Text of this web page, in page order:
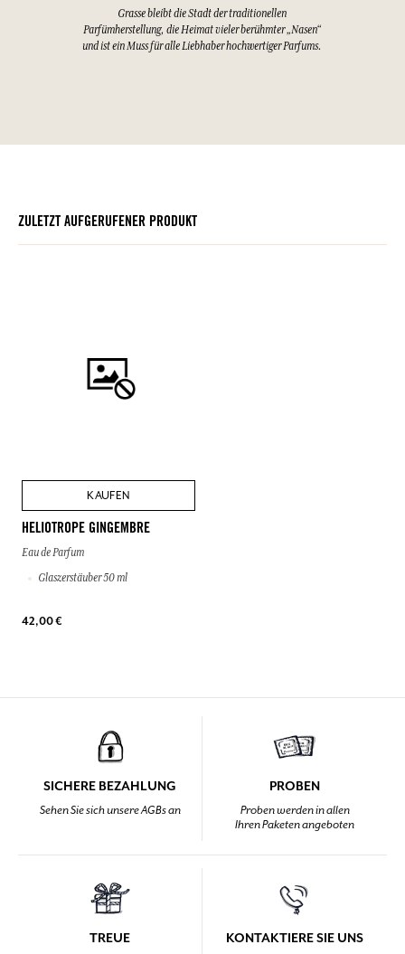
Grasse bleibt die Stadt der traditionellen
Parfümherstellung, die Heimat vieler berühmter „Nasen“
und ist ein Muss für alle Liebhaber hochwertiger Parfums.
ZULETZT AUFGERUFENER PRODUKT
KAUFEN
HELIOTROPE GINGEMBRE
Eau de Parfum
Glaszerstäuber 50 ml
42,00 €
SICHERE BEZAHLUNG
Sehen Sie sich unsere AGBs an
PROBEN
Proben werden in allen
Ihren Paketen angeboten
TREUE KONTAKTIERE SIE UNS